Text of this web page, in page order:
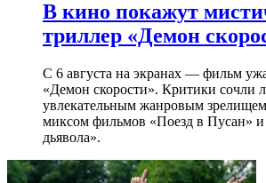
В кино покажут
триллер «Демон
С 6 августа на экранах — фильм
«Демон скорости». Критики сочли
увлекательным жанровым
миксом фильмов «Поезд в Пусан»
дьявола».